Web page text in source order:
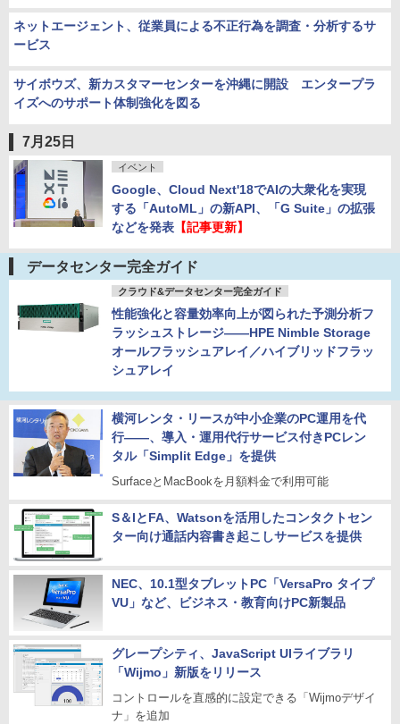
ネットエージェント、従業員による不正行為を調査・分析するサ
ービス
サイボウズ、新カスタマーセンターを沖縄に開設 エンタープラ
イズへのサポート体制強化を図る
7月25日
イベント
Google、Cloud Next'18でAIの大衆化を実現
する「AutoML」の新API、「G Suite」の拡張
などを発表【記事更新】
データセンター完全ガイド
クラウド&データセンター完全ガイド
性能強化と容量効率向上が図られた予測分析フ
ラッシュストレージ――HPE Nimble Storage
オールフラッシュアレイ／ハイブリッドフラッ
シュアレイ
横河レンタ・リースが中小企業のPC運用を代
行――、導入・運用代行サービス付きPCレン
タル「Simplit Edge」を提供
SurfaceとMacBookを月額料金で利用可能
S＆IとFA、Watsonを活用したコンタクトセン
ター向け通話内容書き起こしサービスを提供
NEC、10.1型タブレットPC「VersaPro タイプ
VU」など、ビジネス・教育向けPC新製品
グレープシティ、JavaScript UIライブラリ
「Wijmo」新版をリリース
コントロールを直感的に設定できる「Wijmoデザイ
ナ」を追加